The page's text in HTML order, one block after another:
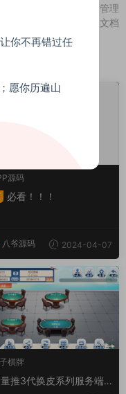
：超强后台控制+后端+管理
后台源码+附部署教程文档
源码
必看！！！
八爷源码 2024-04-07
棋牌
推3代换皮系列服务端3
你不再错过任
愿你历遍山